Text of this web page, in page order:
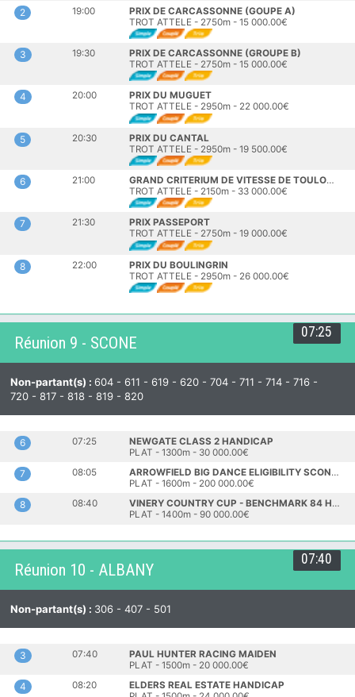
2 19:00
PRIX DE CARCASSONNE (GOUPE A)
TROT ATTELE - 2750m - 15 000.00€
3 19:30
PRIX DE CARCASSONNE (GROUPE B)
TROT ATTELE - 2750m - 15 000.00€
4 20:00
PRIX DU MUGUET
TROT ATTELE - 2950m - 22 000.00€
5 20:30
PRIX DU CANTAL
TROT ATTELE - 2950m - 19 500.00€
6 21:00
GRAND CRITERIUM DE VITESSE DE TOULOUSE
TROT ATTELE - 2150m - 33 000.00€
7 21:30
PRIX PASSEPORT
TROT ATTELE - 2750m - 19 000.00€
8 22:00
PRIX DU BOULINGRIN
TROT ATTELE - 2950m - 26 000.00€
07:25
Réunion 9 - SCONE
Non-partant(s) : 604 - 611 - 619 - 620 - 704 - 711 - 714 - 716 -
720 - 817 - 818 - 819 - 820
6 07:25
NEWGATE CLASS 2 HANDICAP
PLAT - 1300m - 30 000.00€
7 08:05
ARROWFIELD BIG DANCE ELIGIBILITY SCONE CUP
PLAT - 1600m - 200 000.00€
8 08:40
VINERY COUNTRY CUP - BENCHMARK 84 HANDICAP
PLAT - 1400m - 90 000.00€
07:40
Réunion 10 - ALBANY
Non-partant(s) : 306 - 407 - 501
3 07:40
PAUL HUNTER RACING MAIDEN
PLAT - 1500m - 20 000.00€
4 08:20
ELDERS REAL ESTATE HANDICAP